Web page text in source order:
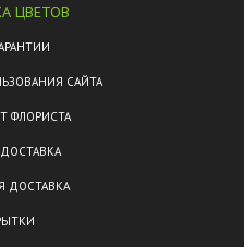
ЦВЕТОВ
САЙТА
ФЛОРИСТА
ДОСТАВКА